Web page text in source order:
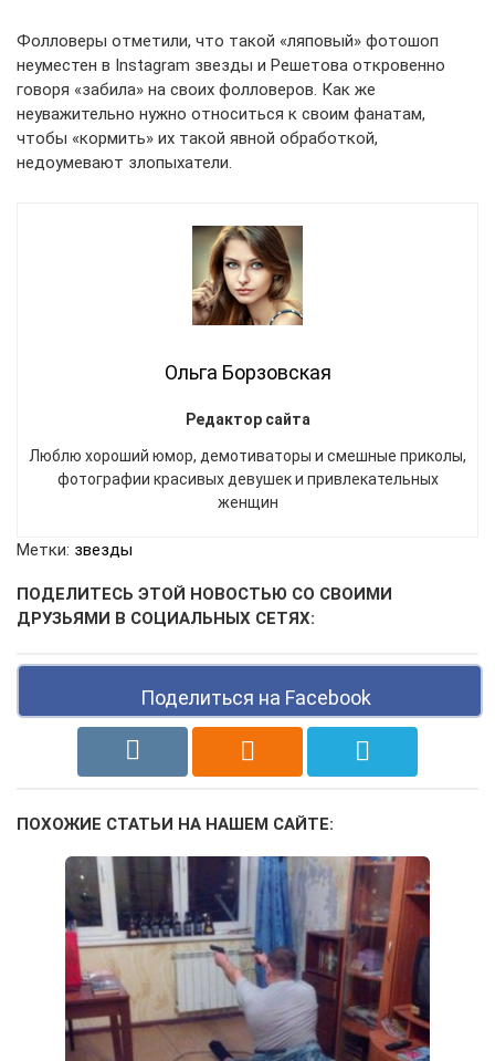
Фолловеры отметили, что такой «ляповый» фотошоп
неуместен в Instagram звезды и Решетова откровенно
говоря «забила» на своих фолловеров. Как же
неуважительно нужно относиться к своим фанатам,
чтобы «кормить» их такой явной обработкой,
недоумевают злопыхатели.
Ольга Борзовская
Редактор сайта
Люблю хороший юмор, демотиваторы и смешные приколы,
фотографии красивых девушек и привлекательных
женщин
Метки: звезды
ПОДЕЛИТЕСЬ ЭТОЙ НОВОСТЬЮ СО СВОИМИ
ДРУЗЬЯМИ В СОЦИАЛЬНЫХ СЕТЯХ:
Поделиться на Facebook
ПОХОЖИЕ СТАТЬИ НА НАШЕМ САЙТЕ: